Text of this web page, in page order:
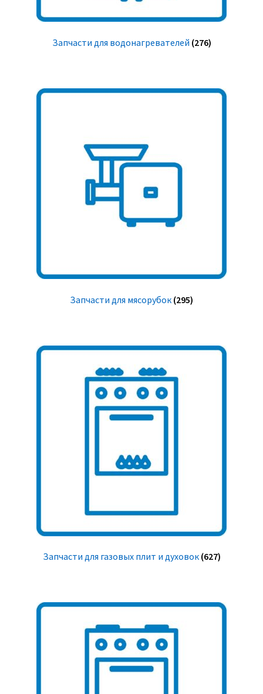
Запчасти для водонагревателей (276)
Запчасти для мясорубок (295)
Запчасти для газовых плит и духовок (627)